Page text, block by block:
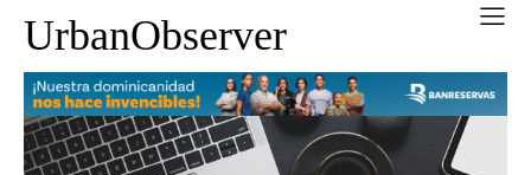
UrbanObserver